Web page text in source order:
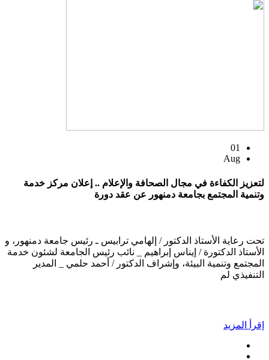
01
Aug
لتعزيز الكفاءة في مجال الصحافة والإعلام .. إعلان مركز خدمة
وتنمية المجتمع بجامعة دمنهور عن عقد دورة
تحت رعاية الأستاذ الدكتور / إلهامي ترابيس ـ رئيس جامعة دمنهور، و
الأستاذ الدكتورة / إيناس إبراهيم _ نائب رئيس الجامعة لشئون خدمة
المجتمع وتنمية البيئة، وإشراف الدكتور / أحمد حلمي _ المدير
التنفيذي لم
إقرأ المزيد